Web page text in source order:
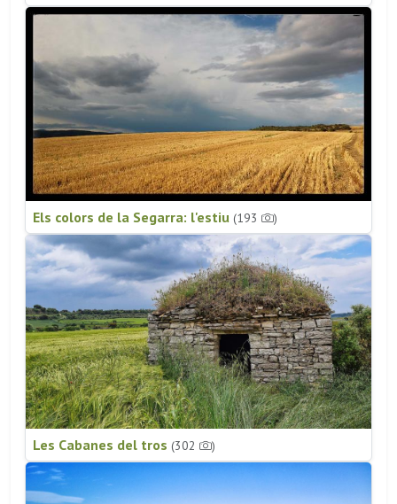
Els colors de la Segarra: l'estiu (193 )
Les Cabanes del tros (302 )